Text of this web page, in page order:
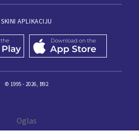
SKINI APLIKACIJU
© 1995 - 2026, B92